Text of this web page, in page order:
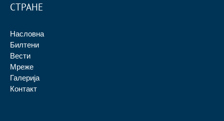
СТРАНЕ
Насловна
Билтени
Вести
Мреже
Галерија
Контакт